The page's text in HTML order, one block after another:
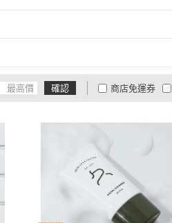
確認
商
商店免運券
0利率